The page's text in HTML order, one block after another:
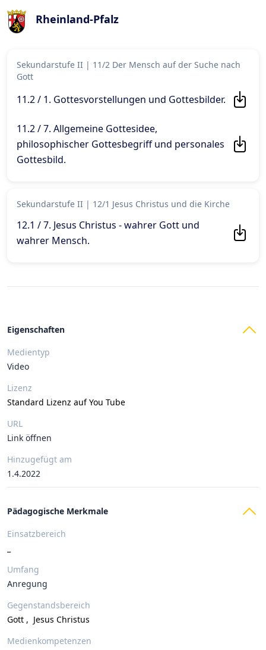
Rheinland-Pfalz
Sekundarstufe II | 11/2 Der Mensch auf der Suche nach
Gott
11.2 / 1. Gottesvorstellungen und Gottesbilder.
11.2 / 7. Allgemeine Gottesidee,
philosophischer Gottesbegriff und personales
Gottesbild.
Sekundarstufe II | 12/1 Jesus Christus und die Kirche
12.1 / 7. Jesus Christus - wahrer Gott und
wahrer Mensch.
Eigenschaften
Medientyp
Video
Lizenz
Standard Lizenz auf You Tube
URL
Link öffnen
Hinzugefügt am
1.4.2022
Pädagogische Merkmale
Einsatzbereich
Umfang
Anregung
Gegenstandsbereich
Gott , Jesus Christus
Medienkompetenzen